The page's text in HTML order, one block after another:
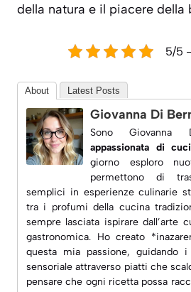
della natura e il piacere della
5/5
About Latest Posts
Giovanna Di
Sono Giovanna
appassionata di
giorno esploro
permettono di
semplici in esperienze culinarie
tra i profumi della cucina
sempre lasciata ispirare dall’arte
gastronomica. Ho creato
questa mia passione, guidando
sensoriale attraverso piatti che
pensare che ogni ricetta possa